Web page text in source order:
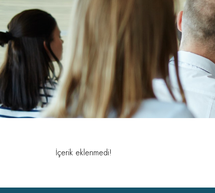
İçerik eklenmedi!